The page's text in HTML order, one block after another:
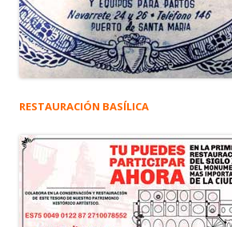
RESTAURACIÓN BASÍLICA